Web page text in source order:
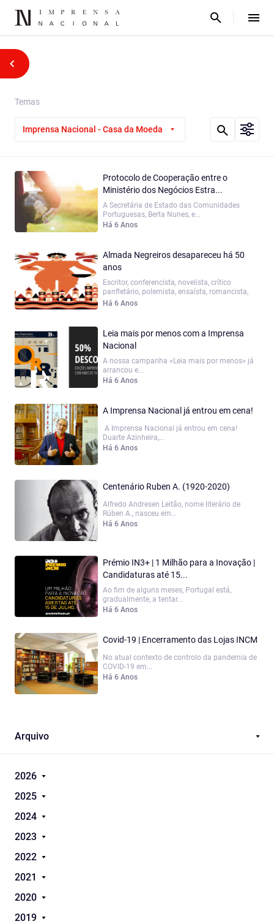
Temas
Imprensa Nacional - Casa da Moeda
Protocolo de Cooperação entre o
Ministério dos Negócios Estra...
A Secretária de Estado das Comunidades
Portuguesas, Berta Nunes, e...
Há 6 Anos
Almada Negreiros desapareceu há 50
anos
Escritor, conferencista, novelista, crítico
panfletário, polemista, ensaísta, romancista,
poeta, dramaturgo...
Há 6 Anos
Leia mais por menos com a Imprensa
Nacional
A nossa campanha «Leia mais por menos» já
arrancou e...
Há 6 Anos
A Imprensa Nacional já entrou em cena!
A Imprensa Nacional já entrou em cena!
Duarte Azinheira,...
Há 6 Anos
Centenário Ruben A. (1920-2020)
Alfredo Andresen Leitão, nome literário de
Rúben A., nasceu em...
Há 6 Anos
Prémio IN3+ | 1 Milhão para a Inovação |
Candidaturas até 15...
Ao fim de alguns meses, Portugal está,
gradualmente, a tentar...
Há 6 Anos
Covid-19 | Encerramento das Lojas INCM
No atual contexto de controlo da pandemia de
COVID-19 em...
Há 6 Anos
Arquivo
2026
2025
2024
2023
2022
2021
2020
2019